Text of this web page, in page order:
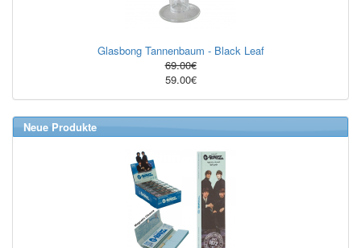
Glasbong Tannenbaum - Black Leaf
69.00€
59.00€
Neue Produkte